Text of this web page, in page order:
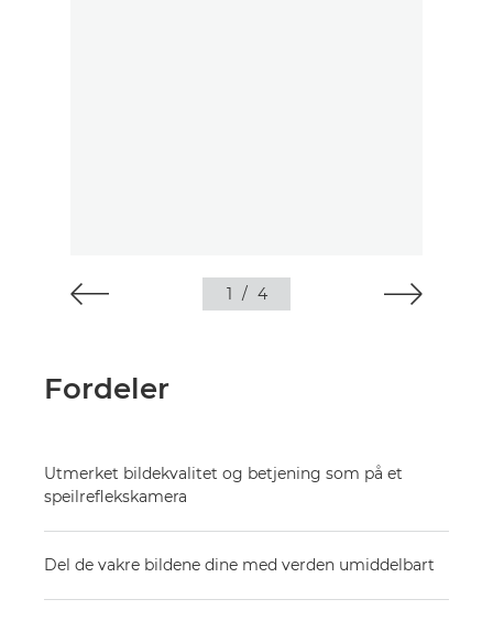
1 / 4
Fordeler
Utmerket bildekvalitet og betjening som på et
speilreflekskamera
Del de vakre bildene dine med verden umiddelbart